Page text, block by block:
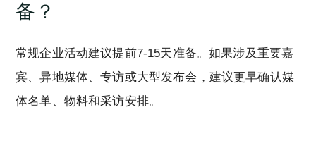
备？
常规企业活动建议提前7-15天准备。如果涉及重要嘉
宾、异地媒体、专访或大型发布会，建议更早确认媒
体名单、物料和采访安排。